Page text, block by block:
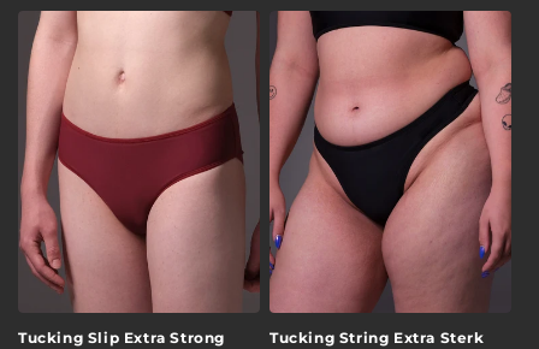
Tucking Slip Extra Strong
Tucking String Extra Sterk